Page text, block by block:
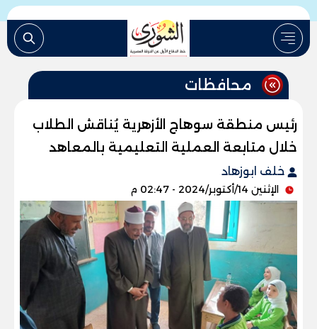
محافظات
رئيس منطقة سوهاج الأزهرية يُناقش الطلاب
خلال متابعة العملية التعليمية بالمعاهد
خلف ابوزهاد
الإثنين 14/أكتوبر/2024 - 02:47 م